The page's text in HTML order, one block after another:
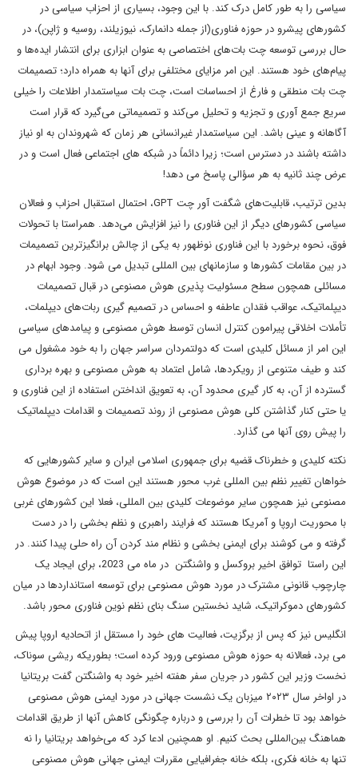
سیاسی را به طور کامل درک کند. با این وجود، بسیاری از احزاب سیاسی در
کشورهای پیشرو در حوزه فناوری(از جمله دانمارک، نیوزیلند، روسیه و ژاپن)، در
حال بررسی توسعه چت بات‌های اختصاصی به عنوان ابزاری برای انتشار ایده‌ها و
پیام‌های خود هستند. این امر مزایای مختلفی برای آنها به همراه دارد؛ تصمیمات
چت بات منطقی و فارغ از احساسات است، چت بات سیاستمدار اطلاعات را خیلی
سریع جمع آوری و تجزیه و تحلیل می‌کند و تصمیماتی می‌گیرد که قرار است
آگاهانه و عینی باشد. این سیاستمدار غیرانسانی هر زمان که شهروندان به او نیاز
داشته باشند در دسترس است؛ زیرا دائماً در شبکه های اجتماعی فعال است و در
عرض چند ثانیه به هر سؤالی پاسخ می دهد!
بدین ترتیب، قابلیت‌های شگفت آور چت GPT، احتمال استقبال احزاب و فعالان
سیاسی کشورهای دیگر از این فناوری را نیز افزایش می‌دهد. همراستا با تحولات
فوق، نحوه برخورد با این فناوری نوظهور به یکی از چالش برانگیزترین تصمیمات
در بین مقامات کشورها و سازمانهای بین المللی تبدیل می شود. وجود ابهام در
مسائلی همچون سطح مسئولیت پذیری هوش مصنوعی در قبال تصمیمات
دیپلماتیک، عواقب فقدان عاطفه و احساس در تصمیم گیری ربات‌های دیپلمات،
تأملات اخلاقی پیرامون کنترل انسان توسط هوش مصنوعی و پیامدهای سیاسی
این امر از مسائل کلیدی است که دولتمردان سراسر جهان را به خود مشغول می
کند و طیف متنوعی از رویکردها، شامل اعتماد به هوش مصنوعی و بهره برداری
گسترده از آن، به کار گیری محدود آن، به تعویق انداختن استفاده از این فناوری و
یا حتی کنار گذاشتن کلی هوش مصنوعی از روند تصمیمات و اقدامات دیپلماتیک
را پیش روی آنها می گذارد.
نکته کلیدی و خطرناک قضیه برای جمهوری اسلامی ایران و سایر کشورهایی که
خواهان تغییر نظم بین المللی غرب محور هستند این است که در موضوع هوش
مصنوعی نیز همچون سایر موضوعات کلیدی بین المللی، فعلا این کشورهای غربی
با محوریت اروپا و آمریکا هستند که فرایند راهبری و نظم بخشی را در دست
گرفته و می کوشند برای ایمنی بخشی و نظام مند کردن آن راه حلی پیدا کنند. در
این راستا توافق اخیر بروکسل و واشنگتن در ماه می 2023، برای ایجاد یک
چارچوب قانونی مشترک در مورد هوش مصنوعی برای توسعه استانداردها در میان
کشورهای دموکراتیک، شاید نخستین سنگ بنای نظم نوین فناوری محور باشد.
انگلیس نیز که پس از برگزیت، فعالیت های خود را مستقل از اتحادیه اروپا پیش
می برد، فعالانه به حوزه هوش مصنوعی ورود کرده است؛ بطوریکه ریشی سوناک،
نخست وزیر این کشور در جریان سفر هفته اخیر خود به واشنگتن گفت بریتانیا
در اواخر سال ۲۰۲۳ میزبان یک نشست جهانی در مورد ایمنی هوش مصنوعی
خواهد بود تا خطرات آن را بررسی و درباره چگونگی کاهش آنها از طریق اقدامات
هماهنگ بین‌المللی بحث کنیم. او همچنین ادعا کرد که می‌خواهد بریتانیا را نه
تنها به خانه فکری، بلکه خانه جغرافیایی مقررات ایمنی جهانی هوش مصنوعی